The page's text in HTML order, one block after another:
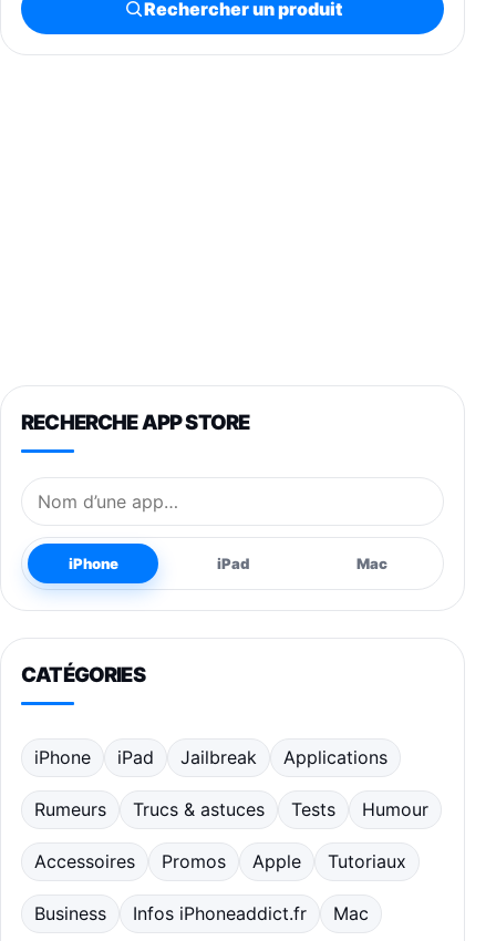
Rechercher un produit
RECHERCHE APP STORE
Nom de l’application
iPhone iPad Mac
CATÉGORIES
iPhone iPad Jailbreak Applications
Rumeurs Trucs & astuces Tests Humour
Accessoires Promos Apple Tutoriaux
Business Infos iPhoneaddict.fr Mac